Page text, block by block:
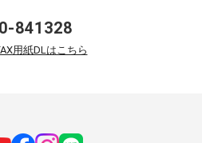
841328
用紙DLはこちら